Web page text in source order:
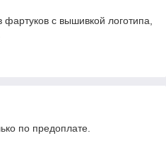
с вышивкой логотипа,
по предоплате.